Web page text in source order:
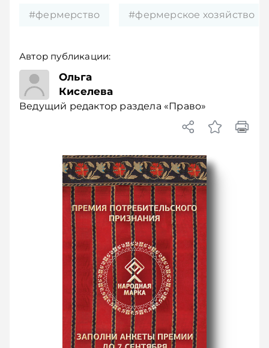
#фермерство #фермерское хозяйство
Автор публикации:
Ведущий
редактор
раздела
Ольга
Киселева
Ведущий редактор раздела «Право»